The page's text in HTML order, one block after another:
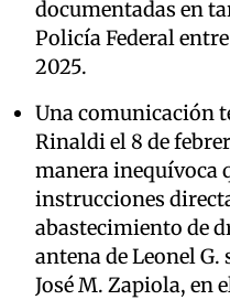
documentadas en
Policía Federal
2025.
Una comunicación
Rinaldi el 8 de
manera inequívoca
instrucciones
abastecimiento de
antena de Leonel
José M. Zapiola, en